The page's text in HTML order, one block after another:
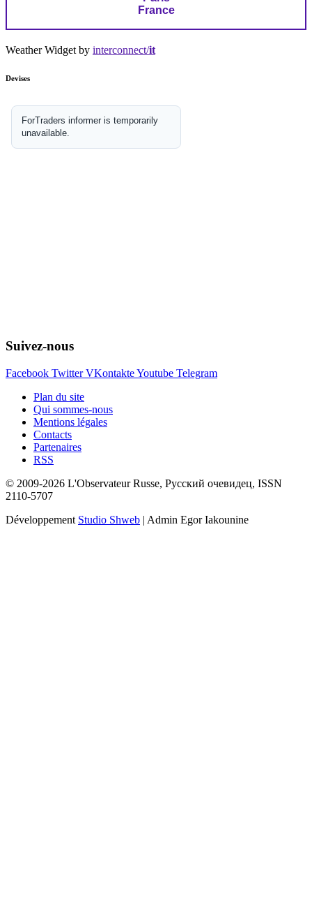
France
Weather Widget by interconnect/it
Devises
Suivez-nous
Facebook Twitter VKontakteYoutube Telegram
Plan du site
Qui sommes-nous
Mentions légales
Contacts
Partenaires
RSS
© 2009-2026 L'Observateur Russe, Русский очевидец, ISSN
2110-5707
Développement Studio Shweb | Admin Egor Iakounine